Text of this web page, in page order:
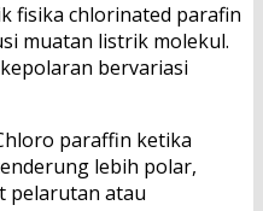
fisika chlorinated parafin
muatan listrik molekul.
bervariasi
paraffin ketika
lebih polar,
pelarutan atau